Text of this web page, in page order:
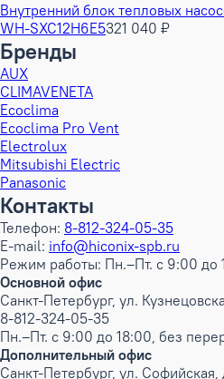
Внутренний блок тепловых
WH-SXC12H6E5321 040 ₽
Бренды
AUX
CLIMAVENETA
Ecoclima
Ecoclima Pro Vent
Electrolux
Mitsubishi Electric
Panasonic
Контакты
Телефон: 8-812-324-05-35
E-mail: info@hiconix-spb.ru
Режим работы: Пн.–Пт. с 9:00 до
Основной офис
Санкт-Петербург, ул.
8-812-324-05-35
Пн.–Пт. с 9:00 до 18:00, без
Дополнительный офис
Санкт-Петербург, ул. Софийская,